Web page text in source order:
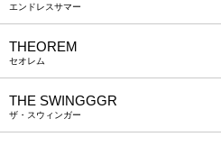
エンドレスサマー
THEOREM
セオレム
THE SWINGGGR
ザ・スウィンガー